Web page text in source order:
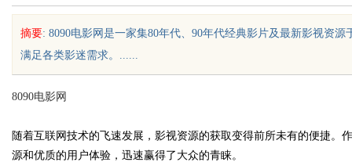
摘要: 8090电影网是一家集80年代、90年代经典影片及最新影视资
满足各类影迷需求。......
8090电影网
随着互联网技术的飞速发展，影视资源的获取变得前所未有的便捷。
源和优质的用户体验，迅速赢得了大众的青睐。
畸全科 & 数字化种
的眉眼唇，才是你整张脸的点睛